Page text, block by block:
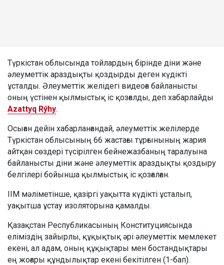
Түркістан облысында тойлардың бірінде діни және
әлеуметтік араздықты қоздырды деген күдікті
ұсталды. Әлеуметтік желідегі видеоға байланысты
оның үстінен қылмыстық іс қозғалды, деп хабарлайды
Azattyq Rýhy.
Осыған дейін хабарланғандай, әлеуметтік желілерде
Түркістан облысының 66 жастағы тұрғынының жария
айтқан сөздері түсірілген бейнежазбаның таралуына
байланысты діни және әлеуметтік араздықты қоздыру
белгілері бойынша қылмыстық іс қозғалған.
ІІМ мәліметінше, қазіргі уақытта күдікті ұсталып,
уақытша ұстау изоляторына қамалды.
Қазақстан Республикасының Конституциясында
еліміздің зайырлы, құқықтық әрі әлеуметтік мемлекет
екені, ал адам, оның құқықтары мен бостандықтары
ең жоғары құндылықтар екені бекітілген (1-бап).